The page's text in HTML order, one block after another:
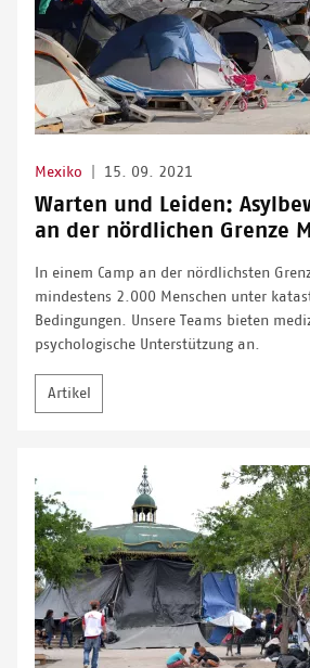
Mexiko 15. 09. 2021
Warten und Leiden:
an der nördlichen Grenze
In einem Camp an der nördlichsten
mindestens 2.000 Menschen unter
Bedingungen. Unsere Teams bieten
psychologische Unterstützung an.
Artikel